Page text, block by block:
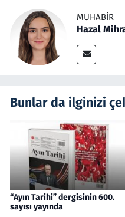
MUHABIR
Hazal
Bunlar da ilginizi
“Ayın Tarihi” dergisinin 600.
sayısı yayında